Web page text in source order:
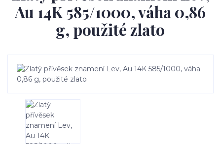
Au 14K 585/1000, váha 0,86
g, použité zlato